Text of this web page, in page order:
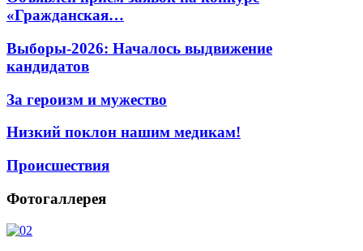
«Гражданская…
Выборы-2026: Началось выдвижение
кандидатов
За героизм и мужество
Низкий поклон нашим медикам!
Происшествия
Фотогаллерея